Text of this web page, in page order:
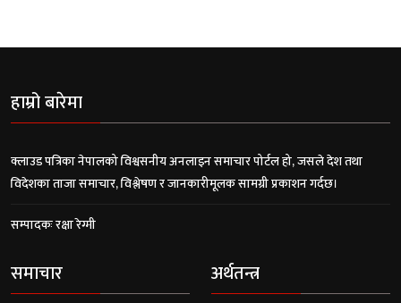
हाम्रो बारेमा
क्लाउड पत्रिका नेपालको विश्वसनीय अनलाइन समाचार पोर्टल हो, जसले देश तथा
विदेशका ताजा समाचार, विश्लेषण र जानकारीमूलक सामग्री प्रकाशन गर्दछ।
सम्पादकः रक्षा रेग्मी
समाचार अर्थतन्त्र